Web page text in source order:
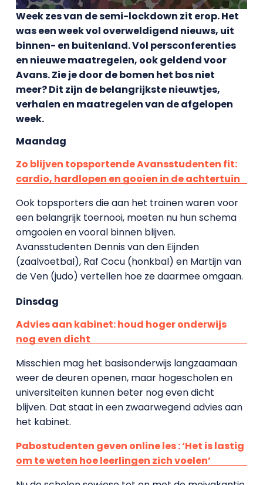
Week zes van de semi-lockdown zit erop. Het
was een week vol overweldigend nieuws, uit
binnen- en buitenland. Vol persconferenties
en nieuwe maatregelen, ook geldend voor
Avans. Zie je door de bomen het bos niet
meer? Dit zijn de belangrijkste nieuwtjes,
verhalen en maatregelen van de afgelopen
week.
Maandag
Zo blijven topsportende Avansstudenten fit:
cardio, hardlopen en gooien in de achtertuin
Ook topsporters die aan het trainen waren voor
een belangrijk toernooi, moeten nu hun schema
omgooien en vooral binnen blijven.
Avansstudenten Dennis van den Eijnden
(zaalvoetbal), Raf Cocu (honkbal) en Martijn van
de Ven (judo) vertellen hoe ze daarmee omgaan.
Dinsdag
Advies aan kabinet: houd hoger onderwijs
nog even dicht
Misschien mag het basisonderwijs langzaamaan
weer de deuren openen, maar hogescholen en
universiteiten kunnen beter nog even dicht
blijven. Dat staat in een zwaarwegend advies aan
het kabinet.
Pabostudenten geven online les : ‘Het is lastig
om te weten hoe leerlingen zich voelen’